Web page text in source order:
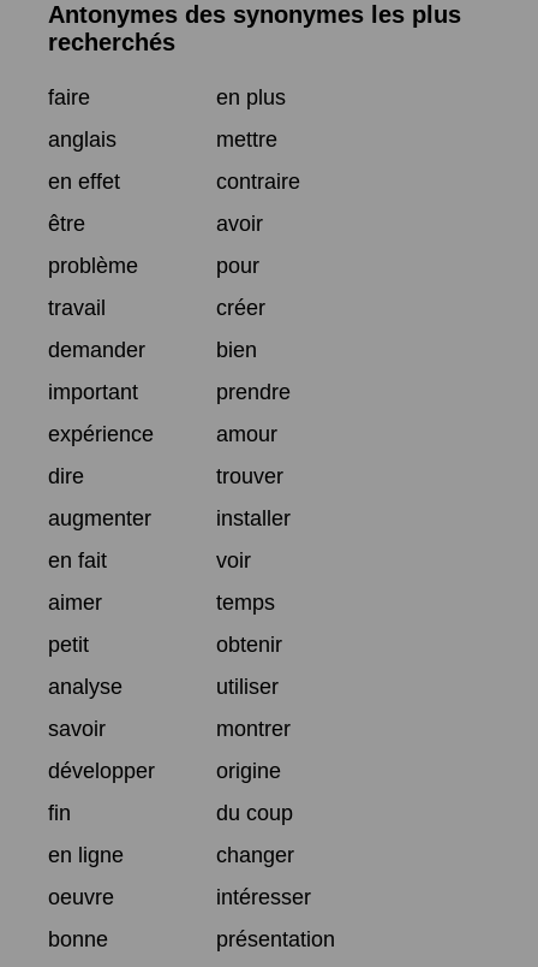
Antonymes des synonymes les plus
recherchés
faire
en plus
anglais
mettre
en effet
contraire
être
avoir
problème
pour
travail
créer
demander
bien
important
prendre
expérience
amour
dire
trouver
augmenter
installer
en fait
voir
aimer
temps
petit
obtenir
analyse
utiliser
savoir
montrer
développer
origine
fin
du coup
en ligne
changer
oeuvre
intéresser
bonne
présentation